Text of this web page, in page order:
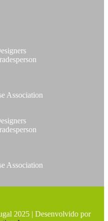
Association
Association
2025 | Desenvolvido por